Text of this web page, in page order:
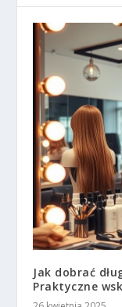
Jak dobrać
Praktyczne